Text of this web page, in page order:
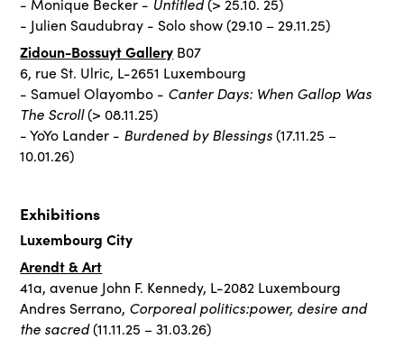
- Monique Becker -
(> 25.10. 25)
- Julien Saudubray - Solo show (29.10 – 29.11.25)
Zidoun-Bossuyt Gallery B07
6, rue St. Ulric, L-2651 Luxembourg
- Samuel Olayombo - Canter Days: When Gallop Was
The Scroll(> 08.11.25)
- YoYo Lander - Burdened by Blessings(17.11.25 –
10.01.26)
Exhibitions
Luxembourg City
Arendt & Art
41a, avenue John F. Kennedy, L-2082 Luxembourg
Andres Serrano, Corporeal politics:power, desire and
the sacred(11.11.25 – 31.03.26)